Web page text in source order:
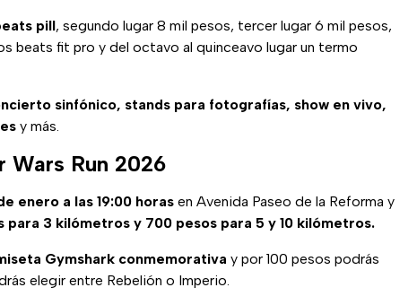
pill, segundo lugar 8 mil pesos, tercer lugar 6 mil pesos,
beats fit pro y del octavo al quinceavo lugar un termo
sinfónico, stands para fotografías, show en vivo,
y más.
Wars Run 2026
enero a las 19:00 horas en Avenida Paseo de la Reforma y
para 3 kilómetros y 700 pesos para 5 y 10 kilómetros.
Gymshark conmemorativa y por 100 pesos podrás
elegir entre Rebelión o Imperio.